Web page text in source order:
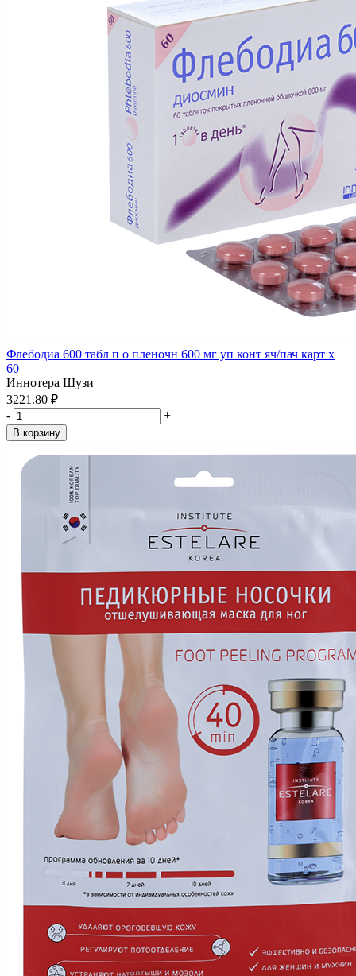
Флебодиа 600 табл п о пленочн 600 мг уп конт яч/пач карт x
60
Иннотера Шузи
3221.80 ₽
-
+
В корзину